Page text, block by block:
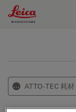
Leica
⋯ ATTO-TEC 耗材